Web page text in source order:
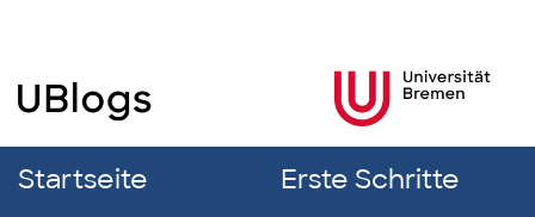
Startseite Erste Schritte